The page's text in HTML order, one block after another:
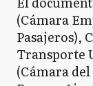
(Cámara
Pasajeros),
Transporte
(Cámara